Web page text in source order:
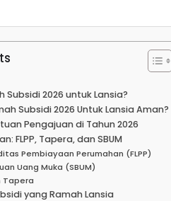
Subsidi 2026 untuk Lansia?
Subsidi 2026 Untuk Lansia Aman?
Pengajuan di Tahun 2026
FLPP, Tapera, dan SBUM
Pembiayaan Perumahan (FLPP)
Uang Muka (SBUM)
Tapera
yang Ramah Lansia